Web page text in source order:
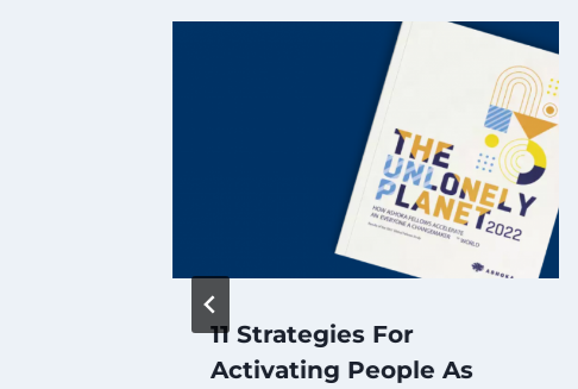
11 Strategies For
Activating People As